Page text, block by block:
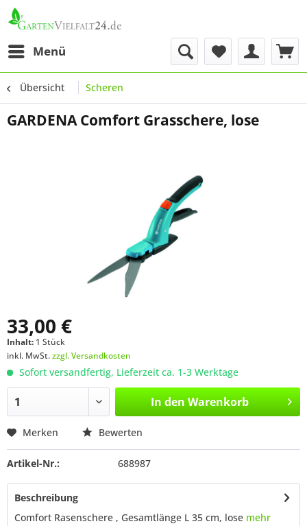
Menü
Übersicht Scheren
GARDENA Comfort Grasschere, lose
33,00 €
Inhalt: 1 Stück
inkl. MwSt.zzgl. Versandkosten
Sofort versandfertig, Lieferzeit ca. 1-3 Werktage
In den Warenkorb
Merken Bewerten
Artikel-Nr.: 688987
Beschreibung
Comfort Rasenschere , Gesamtlänge L 35 cm, lose mehr